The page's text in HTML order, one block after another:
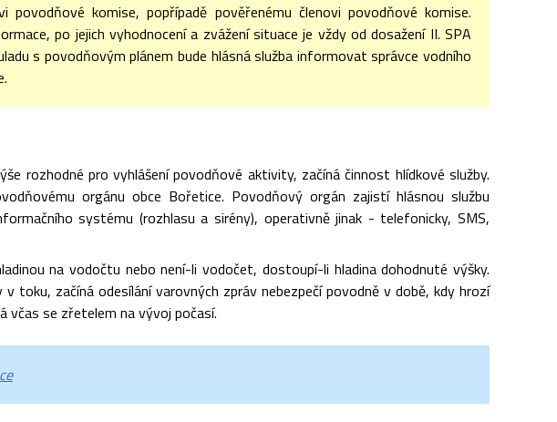
povodňové komise, popřípadě pověřenému členovi povodňové komise.
po jejich vyhodnocení a zvážení situace je vždy od dosažení II. SPA
s povodňovým plánem bude hlásná služba informovat správce vodního
rozhodné pro vyhlášení povodňové aktivity, začíná činnost hlídkové služby.
orgánu obce Bořetice. Povodňový orgán zajistí hlásnou službu
systému (rozhlasu a sirény), operativně jinak - telefonicky, SMS,
na vodočtu nebo není-li vodočet, dostoupí-li hladina dohodnuté výšky.
toku, začíná odesílání varovných zpráv nebezpečí povodně v době, kdy hrozí
včas se zřetelem na vývoj počasí.